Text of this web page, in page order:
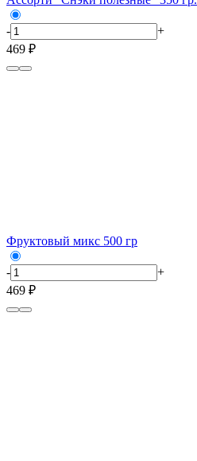
-
+
469 ₽
Фруктовый микс 500 гр
-
+
469 ₽